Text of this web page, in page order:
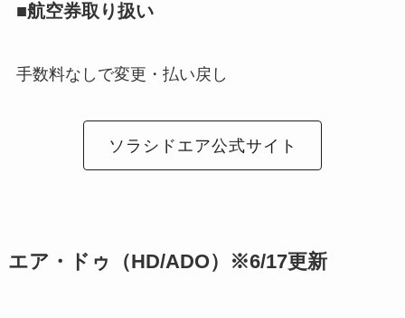
■航空券取り扱い
手数料なしで変更・払い戻し
ソラシドエア公式サイト
エア・ドゥ（HD/ADO）※6/17更新